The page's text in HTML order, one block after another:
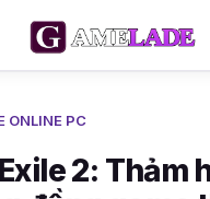
ONLINE PC
2: Thảm